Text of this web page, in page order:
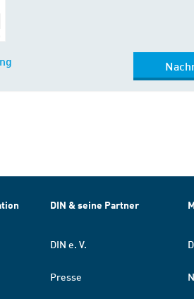
DIN & seine Partner
DIN e. V.
Presse